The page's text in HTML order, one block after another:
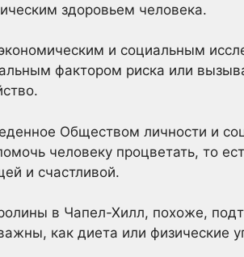
здоровьем человека.
и социальным
фактором риска или
Обществом личности и
человеку процветать, то
и счастливой.
в Чапел-Хилл, похоже,
как диета или физические